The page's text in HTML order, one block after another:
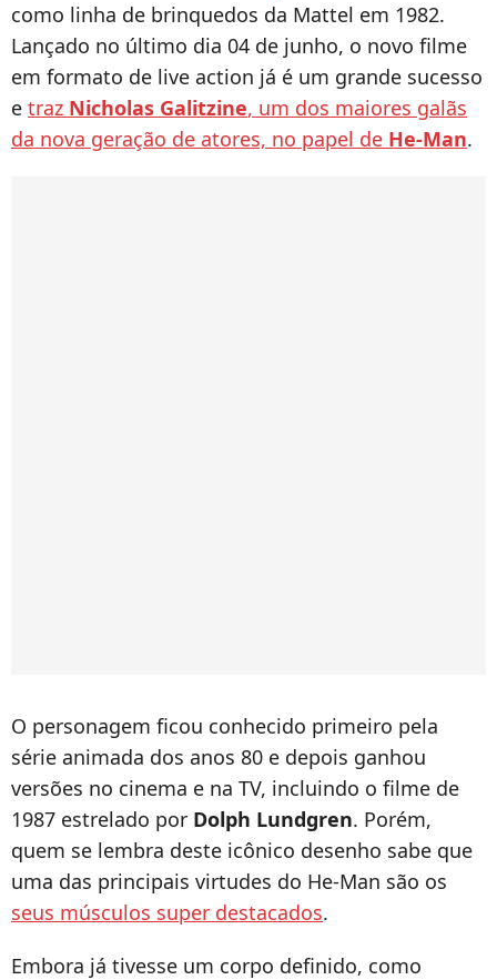
como linha de brinquedos da Mattel em 1982.
Lançado no último dia 04 de junho, o novo filme
em formato de live action já é um grande sucesso
e traz Nicholas Galitzine, um dos maiores galãs
da nova geração de atores, no papel de He-Man.
O personagem ficou conhecido primeiro pela
série animada dos anos 80 e depois ganhou
versões no cinema e na TV, incluindo o filme de
1987 estrelado por Dolph Lundgren. Porém,
quem se lembra deste icônico desenho sabe que
uma das principais virtudes do He-Man são os
seus músculos super destacados.
Embora já tivesse um corpo definido, como